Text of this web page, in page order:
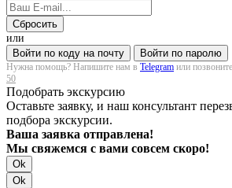
Сбросить
или
Войти по коду на почту
Войти по паролю
Нужна помощь? Напишите нам в Telegram или
50
Подобрать экскурсию
Оставьте заявку, и наш консультант
подбора экскурсии.
Ваша заявка отправлена!
Мы свяжемся с вами совсем скоро!
Ok
Ok